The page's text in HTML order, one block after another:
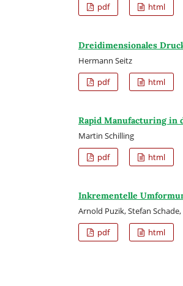
pdf
html
Dreidimensionales
Hermann Seitz
pdf
html
Rapid Manufacturing in
Martin Schilling
pdf
html
Inkrementelle
Arnold Puzik, Stefan
pdf
html